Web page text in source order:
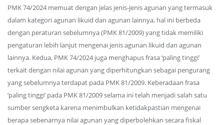
PMK 74/2024 memuat dengan jelas jenis-jenis agunan yang termasuk
dalam kategori agunan likuid dan agunan lainnya, hal ini berbeda
dengan peraturan sebelumnya (PMK 81/2009) yang tidak memiliki
pengaturan lebih lanjut mengenai jenis agunan likuid dan agunan
lainnya. Kedua, PMK 74/2024 juga menghapus frasa ‘paling tinggi’
terkait dengan nilai agunan yang diperhitungkan sebagai pengurang
yang sebelumnya terdapat pada PMK 81/2009. Keberadaan frasa
‘paling tinggi’ pada PMK 81/2009 selama ini telah menjadi salah satu
sumber sengketa karena menimbulkan ketidakpastian mengenai
berapa sebenarnya nilai agunan yang diperbolehkan secara fiskal